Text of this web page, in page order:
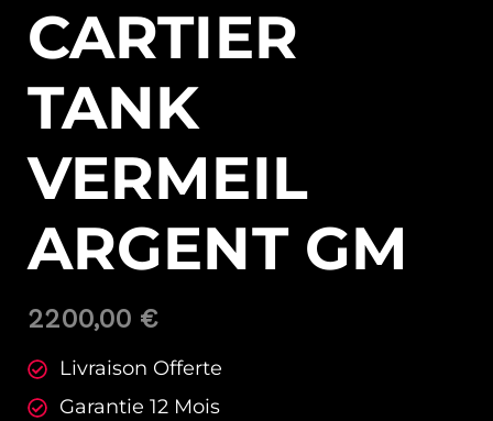
CARTIER
TANK
VERMEIL
ARGENT GM
2200,00 €
Livraison Offerte
Garantie 12 Mois